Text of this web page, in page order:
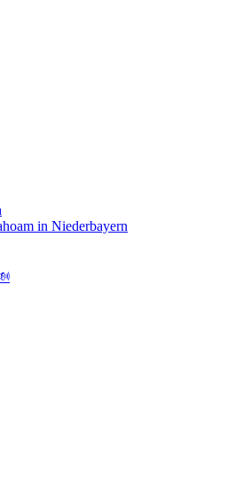
in Niederbayern